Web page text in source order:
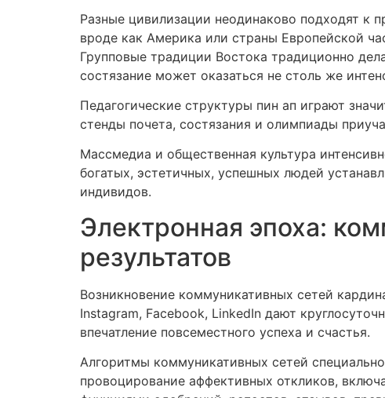
Разные цивилизации неодинаково подходят к
вроде как Америка или страны Европейской
Групповые традиции Востока традиционно
состязание может оказаться не столь же
Педагогические структуры пин ап играют
стенды почета, состязания и олимпиады
Массмедиа и общественная культура
богатых, эстетичных, успешных людей
индивидов.
Электронная эпоха:
результатов
Возникновение коммуникативных сетей
Instagram, Facebook, LinkedIn дают
впечатление повсеместного успеха и счастья.
Алгоритмы коммуникативных сетей
провоцирование аффективных откликов,